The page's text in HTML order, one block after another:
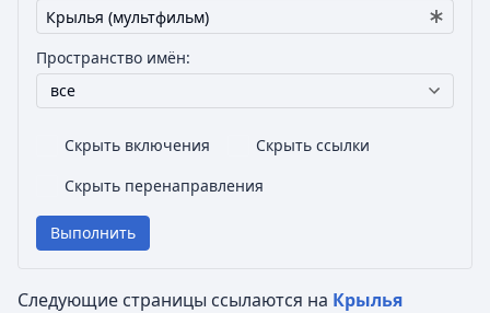
Пространство имён:
все
Скрыть включения
Скрыть ссылки
Скрыть перенаправления
Выполнить
Следующие страницы ссылаются на Крылья